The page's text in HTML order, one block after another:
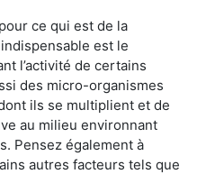
ce qui est de la
est le
l’activité de certains
des micro-organismes
ils se multiplient et de
au milieu environnant
Pensez également à
autres facteurs tels que